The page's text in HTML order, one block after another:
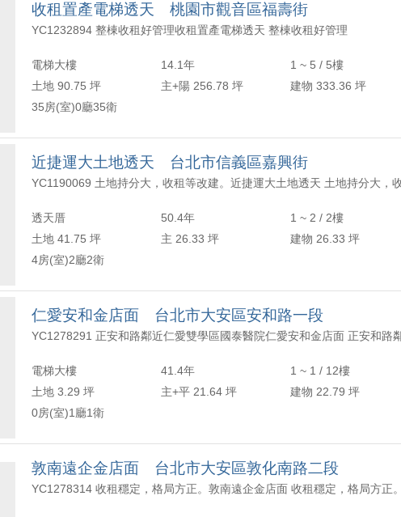
收租置產電梯透天 桃園市觀音區福壽街
YC1232894 整棟收租好管理收租置產電梯透天 整棟收租好管理
電梯大樓 14.1年
1 ~ 5 / 5樓
土地 90.75 坪
主+陽 256.78 坪
建物 333.36 坪
35房(室)0廳35衛
近捷運大土地透天 台北市信義區嘉興街
透天厝 50.4年
1 ~ 2 / 2樓
土地 41.75 坪
主 26.33 坪
建物 26.33 坪
4房(室)2廳2衛
仁愛安和金店面 台北市大安區安和路一段
電梯大樓 41.4年
1 ~ 1 / 12樓
土地 3.29 坪
主+平 21.64 坪
建物 22.79 坪
0房(室)1廳1衛
敦南遠企金店面 台北市大安區敦化南路二段
YC1278314 收租穩定，格局方正。敦南遠企金店面 收租穩定，格局方正。